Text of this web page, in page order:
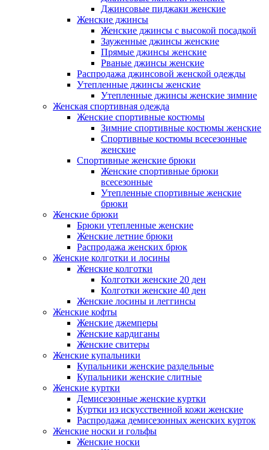
Джинсовые пиджаки женские
Женские джинсы
Женские джинсы с высокой посадкой
Зауженные джинсы женские
Прямые джинсы женские
Рваные джинсы женские
Распродажа джинсовой женской одежды
Утепленные джинсы женские
Утепленные джинсы женские зимние
Женская спортивная одежда
Женские спортивные костюмы
Зимние спортивные костюмы женские
Спортивные костюмы всесезонные
женские
Спортивные женские брюки
Женские спортивные брюки
всесезонные
Утепленные спортивные женские
брюки
Женские брюки
Брюки утепленные женские
Женские летние брюки
Распродажа женских брюк
Женские колготки и лосины
Женские колготки
Колготки женские 20 ден
Колготки женские 40 ден
Женские лосины и леггинсы
Женские кофты
Женские джемперы
Женские кардиганы
Женские свитеры
Женские купальники
Купальники женские раздельные
Купальники женские слитные
Женские куртки
Демисезонные женские куртки
Куртки из искусственной кожи женские
Распродажа демисезонных женских курток
Женские носки и гольфы
Женские носки